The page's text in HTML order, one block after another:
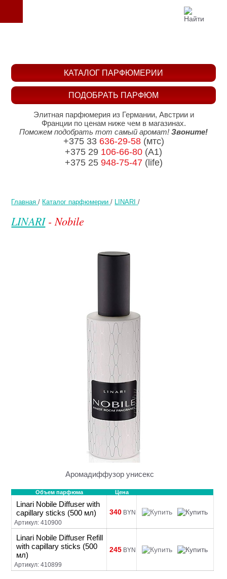
Главная / Каталог парфюмерии / LINARI /
LINARI- Nobile
Аромадиффузор унисекс
Объем парфюма Цена
Linari Nobile Diffuser with
capillary sticks (500 мл)
Артикул: 410900
340 BYN
Linari Nobile Diffuser Refill
with capillary sticks (500
мл)
Артикул: 410899
245 BYN
ПОДОБРАТЬ ПАРФЮМ
КАТАЛОГ ПАРФЮМЕРИИ
Элитная парфюмерия из Германии, Австрии и
Франции по ценам ниже чем в магазинах.
Поможем подобрать тот самый аромат! Звоните!
+375 33 636-29-58(мтс)
+375 29 106-66-80 (A1)
+375 25 948-75-47(life)